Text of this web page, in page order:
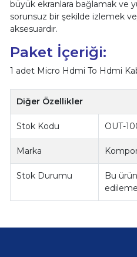
büyük ekranlara bağlamak ve
sorunsuz bir şekilde izlemek
aksesuardır.
Paket İçeriği:
1 adet Micro Hdmi To Hdmi
Diğer Özellikler
Stok Kodu OUT-
Marka
Stok Durumu
Bu